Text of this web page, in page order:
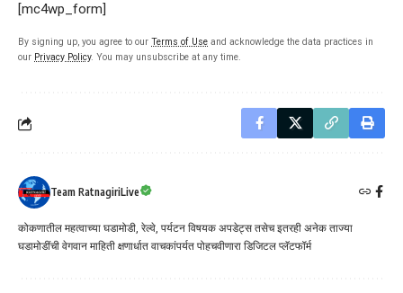
[mc4wp_form]
By signing up, you agree to our Terms of Use and acknowledge the data practices in
our Privacy Policy. You may unsubscribe at any time.
Team RatnagiriLive
कोकणातील महत्वाच्या घडामोडी, रेल्वे, पर्यटन विषयक अपडेट्स तसेच इतरही अनेक ताज्या
घडामोडींची वेगवान माहिती क्षणार्धात वाचकांपर्यत पोहचवीणारा डिजिटल प्लॅटफॉर्म